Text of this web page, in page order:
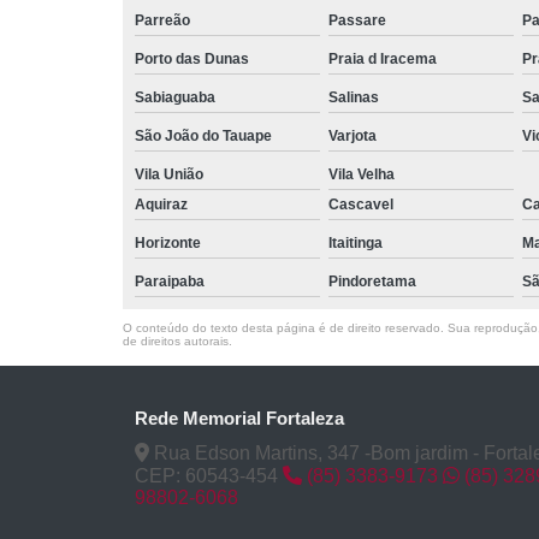
cinzas
Velório
Venda de
coroa de
flores
Venda de
Vendas de
Parreão Passare
Porto das Dunas Praia d Iracema
Sabiaguaba Salinas
São João do Tauape Varjota
Vila União
Vila Velha
Aquiraz
Cascavel
Horizonte Itaitinga
Paraipaba Pindoretama
O conteúdo do texto desta página é de direito reservado. Sua
de direitos autorais
Rede Memorial Fortaleza
Rua Edson Martins, 347 -Bom jardim -
CEP: 60543-454
(85) 3383-9173 (85)
98802-6068